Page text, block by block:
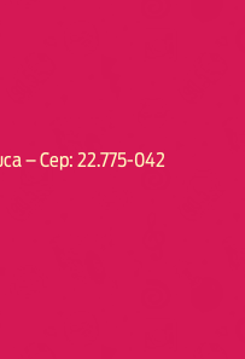
– Cep: 22.775-042